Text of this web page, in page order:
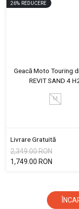
26% REDUCERE
Geacă Moto Touring
REVIT SAND 4
M
Livrare Gratuită
2,349.00 RON
1,749.00 RON